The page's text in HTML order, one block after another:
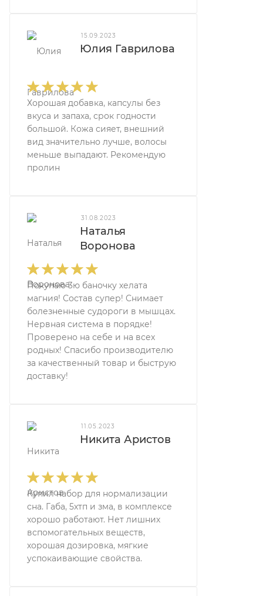
15.09.2023
Юлия Гаврилова
Хорошая добавка, капсулы без
вкуса и запаха, срок годности
большой. Кожа сияет, внешний
вид значительно лучше, волосы
меньше выпадают. Рекомендую
пролин
31.08.2023
Наталья
Воронова
Покупаю 3ю баночку хелата
магния! Состав супер! Снимает
болезненные судороги в мышцах.
Нервная система в порядке!
Проверено на себе и на всех
родных! Спасибо производителю
за качественный товар и быструю
доставку!
11.05.2023
Никита Аристов
Купил набор для нормализации
сна. Габа, 5хтп и зма, в комплексе
хорошо работают. Нет лишних
вспомогательных веществ,
хорошая дозировка, мягкие
успокаивающие свойства.